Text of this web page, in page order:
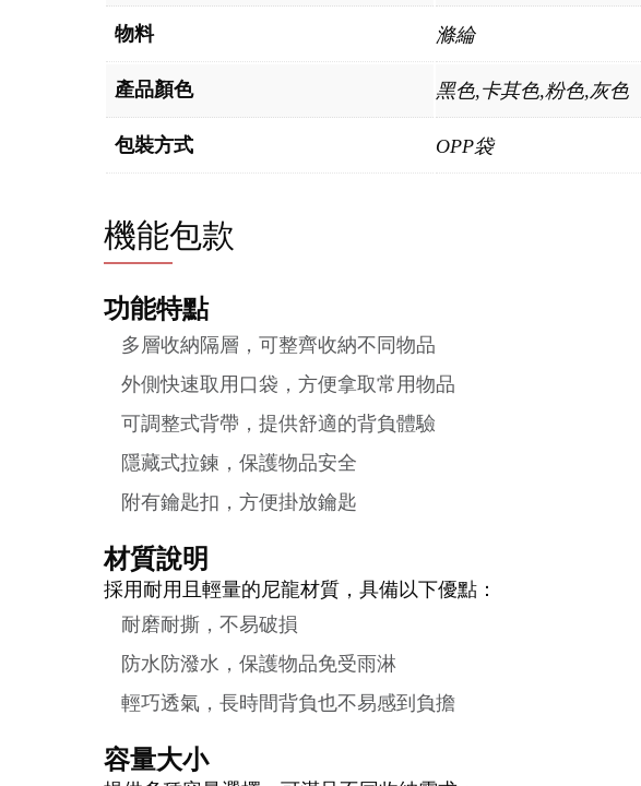
物料 滌綸
產品顏色 黑色,卡其色,粉色,灰色
包裝方式 OPP袋
機能包款
功能特點
多層收納隔層，可整齊收納不同物品
外側快速取用口袋，方便拿取常用物品
可調整式背帶，提供舒適的背負體驗
隱藏式拉鍊，保護物品安全
附有鑰匙扣，方便掛放鑰匙
材質說明
採用耐用且輕量的尼龍材質，具備以下優點：
耐磨耐撕，不易破損
防水防潑水，保護物品免受雨淋
輕巧透氣，長時間背負也不易感到負擔
容量大小